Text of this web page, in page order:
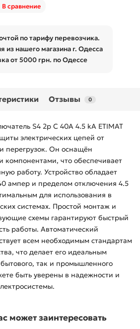
В сравнение
по тарифу перевозчика.
из нашего магазина г. Одесса
от 5000 грн. по Одессе
Отзывы 0
S4 2p C 40A 4.5 kA ETIMAT
электрических цепей от
перегрузок. Он оснащён
компонентами, что обеспечивает
работу. Устройство обладает
ампер и пределом отключения 4.5
для использования в
системах. Простой монтаж и
схемы гарантируют быстрый
работы. Автоматический
всем необходимым стандартам
что делает его идеальным
так и промышленного
быть уверены в надежности и
может заинтересовать